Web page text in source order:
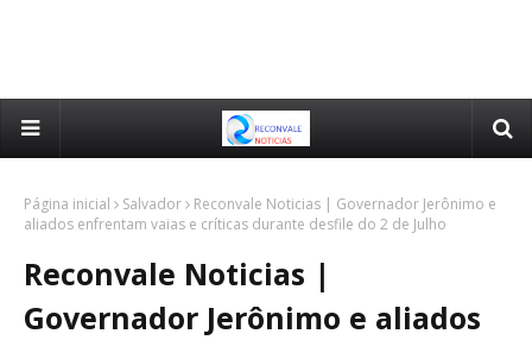
Página inicial Salvador
Reconvale Noticias | Governador Jerônimo e
aliados enfrentam vaias e críticas durante desfile do 2 de Julho
Reconvale Noticias |
Governador Jerônimo e aliados